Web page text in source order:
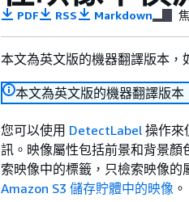
PDF RSS Markdown
本文為英文版的機器翻譯版本
本文為英文版的機器翻譯版
您可以使用 DetectLabel 操作來
訊。映像屬性包括前景和背景
索映像中的標籤，只檢索映像
Amazon S3 儲存貯體中的映像 。